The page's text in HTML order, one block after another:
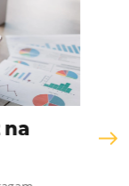
las
clientes